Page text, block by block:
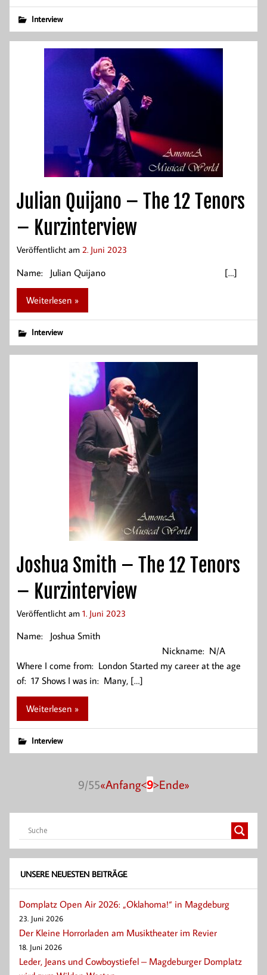
Interview
Julian Quijano – The 12 Tenors
– Kurzinterview
Veröffentlicht am 2. Juni 2023
Name: Julian Quijano […]
Weiterlesen »
Interview
Joshua Smith – The 12 Tenors
– Kurzinterview
Veröffentlicht am 1. Juni 2023
Name: Joshua Smith
Nickname: N/A
Where I come from: London Started my career at the age
of: 17 Shows I was in: Many, […]
Weiterlesen »
Interview
9/55«Anfang<9>Ende»
UNSERE NEUESTEN BEITRÄGE
Domplatz Open Air 2026: „Oklahoma!“ in Magdeburg
23. Juni 2026
Der Kleine Horrorladen am Musiktheater im Revier
18. Juni 2026
Leder, Jeans und Cowboystiefel – Magdeburger Domplatz